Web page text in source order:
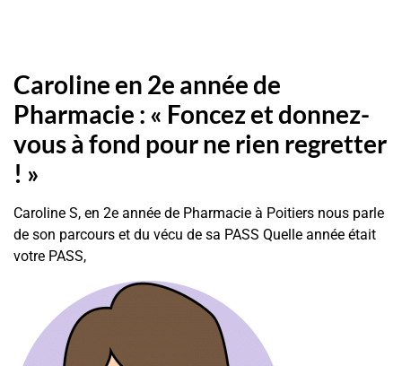
Caroline en 2e année de
Pharmacie : « Foncez et donnez-
vous à fond pour ne rien regretter
! »
Caroline S, en 2e année de Pharmacie à Poitiers nous parle
de son parcours et du vécu de sa PASS Quelle année était
votre PASS,